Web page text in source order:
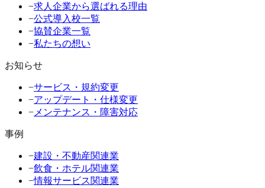
−求人企業から選ばれる理由
−公式導入校一覧
−協賛企業一覧
−私たちの想い
お知らせ
−サービス・規約変更
−アップデート・仕様変更
− メンテナンス・障害対応
事例
−建設・不動産関連業
−飲食・ホテル関連業
−情報サービス関連業